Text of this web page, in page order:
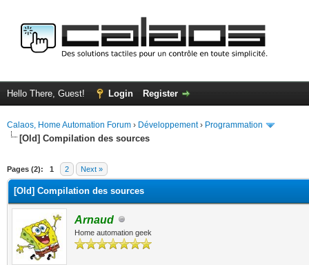
Hello There, Guest! Login Register
Calaos, Home Automation Forum › Développement› Programmation
[Old] Compilation des sources
Pages (2): 1 2 Next »
[Old] Compilation des sources
Arnaud
Home automation geek